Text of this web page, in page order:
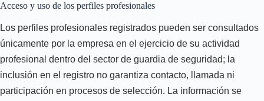
Acceso y uso de los perfiles profesionales
Los perfiles profesionales registrados pueden ser consultados
únicamente por la empresa en el ejercicio de su actividad
profesional dentro del sector de guardia de seguridad; la
inclusión en el registro no garantiza contacto, llamada ni
participación en procesos de selección. La información se